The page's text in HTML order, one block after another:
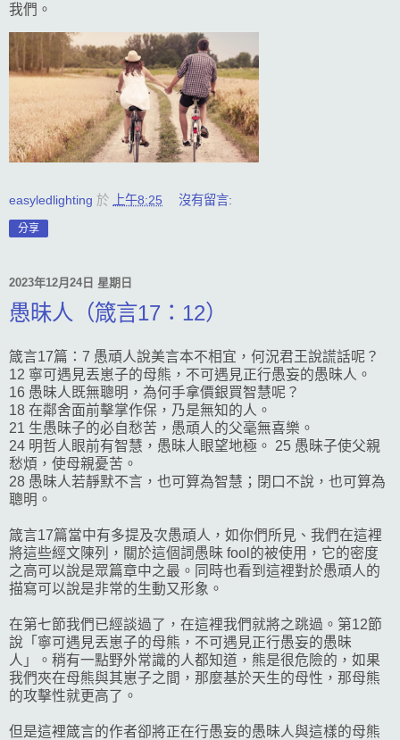
我們。
easyledlighting 於 上午8:25 沒有留言:
分享
2023年12月24日 星期日
愚昧人（箴言17：12）
箴言17篇：7 愚頑人說美言本不相宜，何況君王說謊話呢？
12 寧可遇見丟崽子的母熊，不可遇見正行愚妄的愚昧人。
16 愚昧人既無聰明，為何手拿價銀買智慧呢？
18 在鄰舍面前擊掌作保，乃是無知的人。
21 生愚昧子的必自愁苦，愚頑人的父毫無喜樂。
24 明哲人眼前有智慧，愚昧人眼望地極。 25 愚昧子使父親
愁煩，使母親憂苦。
28 愚昧人若靜默不言，也可算為智慧；閉口不說，也可算為
聰明。
箴言17篇當中有多提及次愚頑人，如你們所見、我們在這裡
將這些經文陳列，關於這個詞愚昧 fool的被使用，它的密度
之高可以說是眾篇章中之最。同時也看到這裡對於愚頑人的
描寫可以說是非常的生動又形象。
在第七節我們已經談過了，在這裡我們就將之跳過。第12節
說「寧可遇見丟崽子的母熊，不可遇見正行愚妄的愚昧
人」。稍有一點野外常識的人都知道，熊是很危險的，如果
我們夾在母熊與其崽子之間，那麼基於天生的母性，那母熊
的攻擊性就更高了。
但是這裡箴言的作者卻將正在行愚妄的愚昧人與這樣的母熊